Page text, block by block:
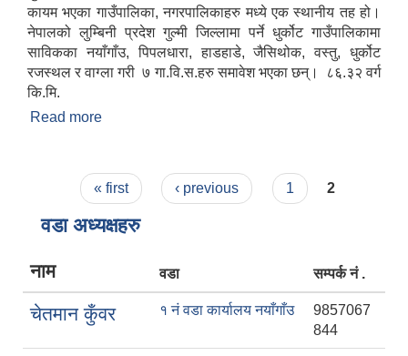
कायम भएका गाउँपालिका, नगरपालिकाहरु मध्ये एक स्थानीय तह हो।
नेपालको लुम्बिनी प्रदेश गुल्मी जिल्लामा पर्ने धुर्कोट गाउँपालिकामा
साविकका नयाँगाँउ, पिपलधारा, हाडहाडे, जैसिथोक, वस्तु, धुर्कोट
रजस्थल र वाग्ला गरी ७ गा.वि.स.हरु समावेश भएका छन्। ८६.३२ वर्ग
कि.मि.
Read more
Pages« first ‹ previous 1 2
वडा अध्यक्षहरु
नाम वडा सम्पर्क नं .
चेतमान कुँवर १ नं वडा कार्यालय नयाँगाँउ
9857067
844